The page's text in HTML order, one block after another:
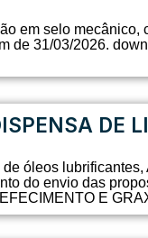
em selo
de 31/03/2026.
DE
óleos
do envio das
E